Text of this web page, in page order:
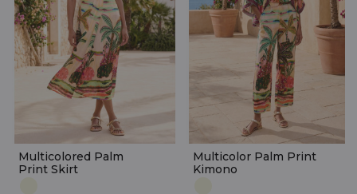
Multicolored Palm
Print Skirt
Multicolor Palm Print
Kimono